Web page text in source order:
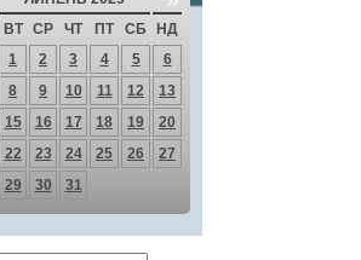
ВТ СР ЧТ ПТ СБ
НД
1
2 3 4 5
6
8 9 10 11 12
13
15 16 17 18 19
20
22 23 24 25 26
27
29 30 31